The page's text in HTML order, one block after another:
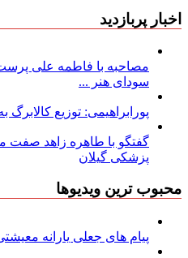
اخبار پربازدید
مصاحبه با فاطمه علی
سودای هنر ...
پورابراهیمی: توزیع
گفتگو با طاهره زاهد صفت
پزشکی گیلان
محبوب ترین ویدیوها
پیام های جعلی یارانه